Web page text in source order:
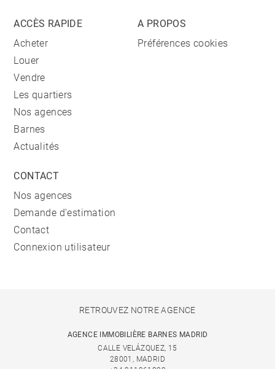
ACCÈS RAPIDE
Acheter
Louer
Vendre
Les quartiers
Nos agences
Barnes
Actualités
A PROPOS
Préférences cookies
CONTACT
Nos agences
Demande d'estimation
Contact
Connexion utilisateur
RETROUVEZ NOTRE AGENCE
AGENCE IMMOBILIÈRE BARNES MADRID
CALLE VELÁZQUEZ, 15
28001, MADRID